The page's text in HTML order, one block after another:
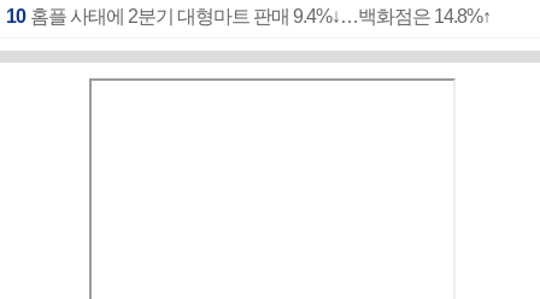
10 홈플 사태에 2분기 대형마트 판매 9.4%↓…백화점은 14.8%↑